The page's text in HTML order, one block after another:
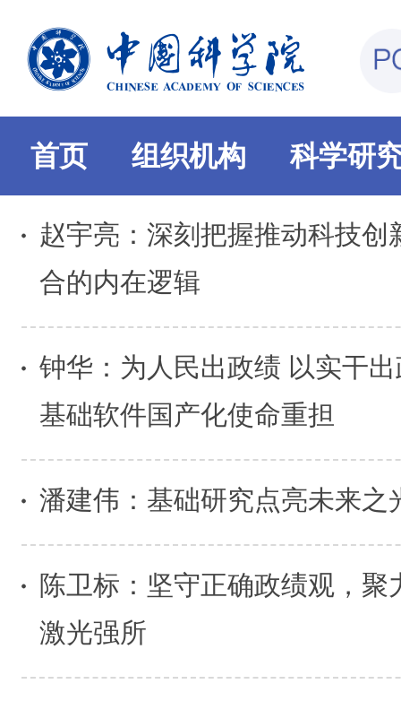
首页 组织机构 科学研
赵宇亮：深刻把握推动科技创
合的内在逻辑
钟华：为人民出政绩 以实干
基础软件国产化使命重担
潘建伟：基础研究点亮未来之
陈卫标：坚守正确政绩观，聚
激光强所